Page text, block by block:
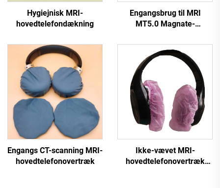
Hygiejnisk MRI-
hovedtelefondækning
Engangsbrug til MRI
MT5.0 Magnate-
Engangs CT-scanning MRI-
hovedtelefonovertræk
Ikke-vævet MRI-
hovedtelefonovertræk